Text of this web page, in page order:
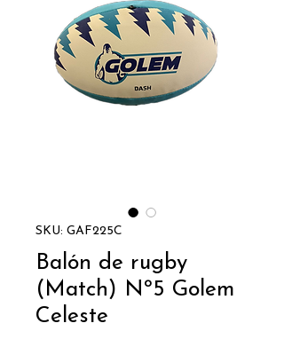
SKU: GAF225C
Balón de rugby
(Match) Nº5 Golem
Celeste